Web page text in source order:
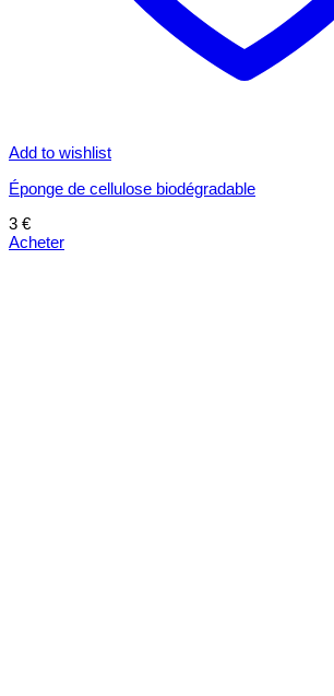
Add to wishlist
Éponge de cellulose biodégradable
3 €
Acheter